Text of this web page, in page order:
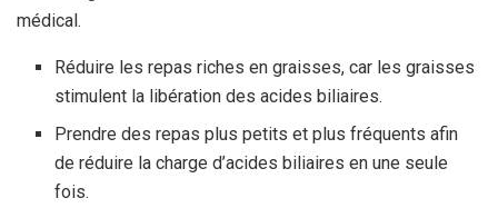
médical.
Réduire les repas riches en graisses, car les graisses
stimulent la libération des acides biliaires.
Prendre des repas plus petits et plus fréquents afin
de réduire la charge d’acides biliaires en une seule
fois.